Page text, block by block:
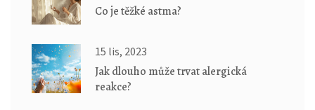
Co je těžké astma?
15 lis, 2023
Jak dlouho může trvat alergická
reakce?